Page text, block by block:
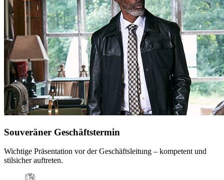
Souveräner Geschäftstermin
Wichtige Präsentation vor der Geschäftsleitung – kompetent und
stilsicher auftreten.